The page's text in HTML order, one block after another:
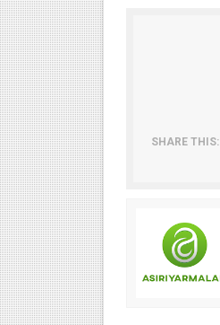
SHARE THIS: